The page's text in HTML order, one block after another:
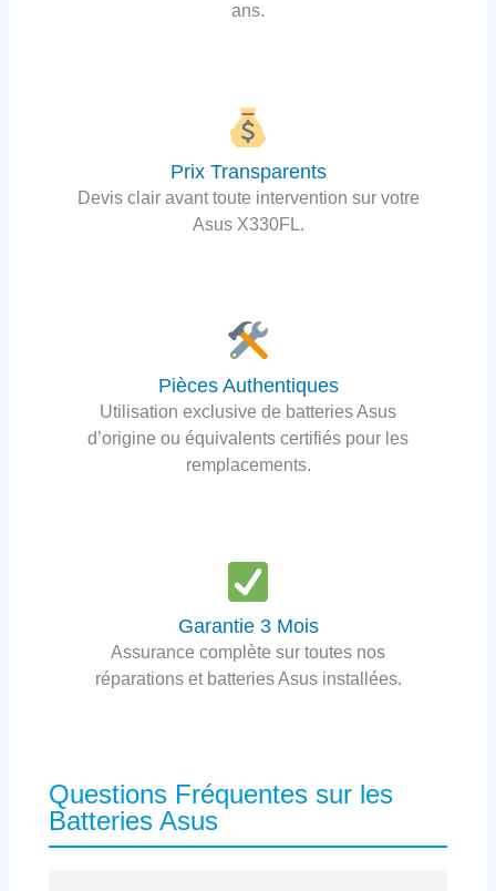
ans.
Prix Transparents
Devis clair avant toute intervention sur votre
Asus X330FL.
Pièces Authentiques
Utilisation exclusive de batteries Asus
d’origine ou équivalents certifiés pour les
remplacements.
Garantie 3 Mois
Assurance complète sur toutes nos
réparations et batteries Asus installées.
Questions Fréquentes sur les
Batteries Asus